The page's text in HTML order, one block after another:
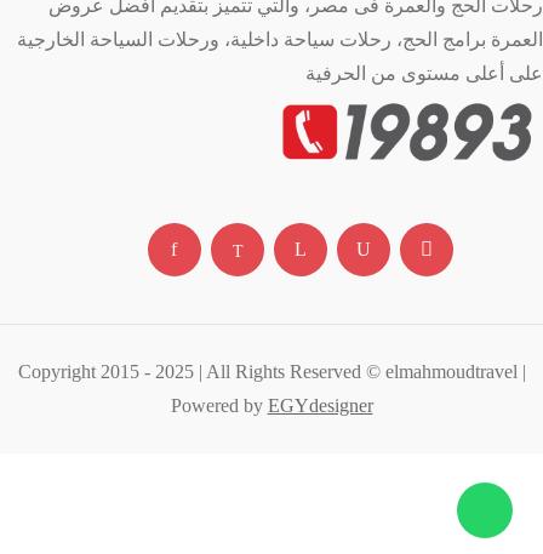
رحلات الحج والعمرة فى مصر، والتي تتميز بتقديم أفضل عروض
العمرة برامج الحج، رحلات سياحة داخلية، ورحلات السياحة الخارجية
على أعلى مستوى من الحرفية
Copyright 2015 - 2025 | All Rights Reserved © elmahmoudtravel |
Powered by EGYdesigner